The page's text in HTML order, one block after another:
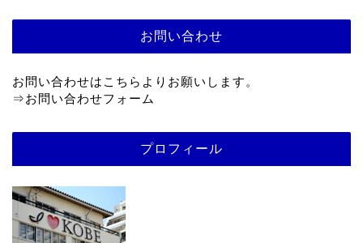
お問い合わせ
お問い合わせはこちらよりお願いします。
⇒お問い合わせフォーム
プロフィール